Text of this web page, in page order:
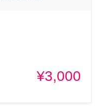
¥3,000